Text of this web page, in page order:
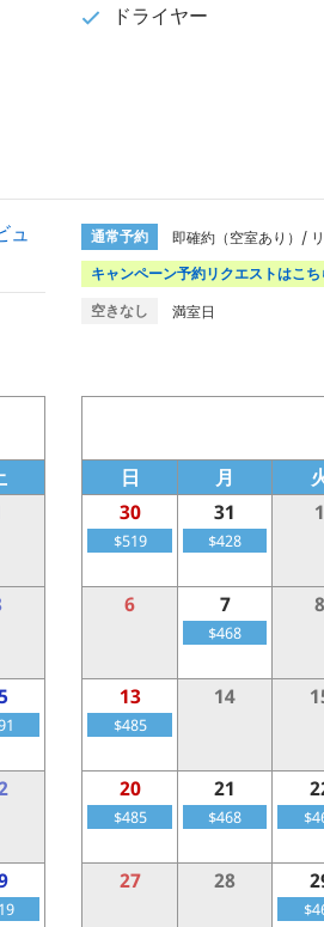
ドライヤー
ュ
通常予約
即確約（空室あり）/
キャンペーン予約リクエストはこち
空きなし
満室日
日 月
30
$519
31
$428
1
6 7
$468
8
13
$485
14
20
$485
21
$468
27 28